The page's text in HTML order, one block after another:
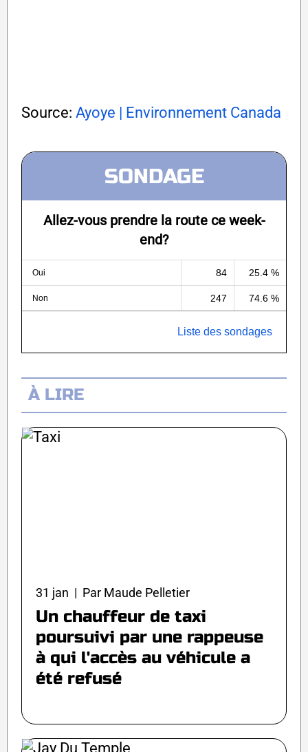
Source: Ayoye | Environnement Canada
SONDAGE
Allez-vous prendre la route ce week-
end?
Oui 84 25.4 %
Non 247 74.6 %
Liste des sondages
À LIRE
31 jan | Par Maude Pelletier
Un chauffeur de taxi
poursuivi par une rappeuse
à qui l'accès au véhicule a
été refusé